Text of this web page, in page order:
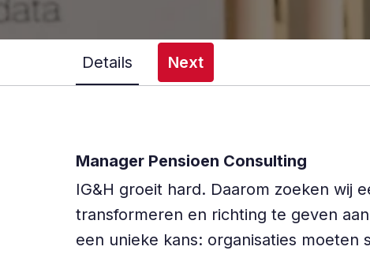
Details Next
Manager Pensioen Consulting
IG&H groeit hard. Daarom zoeken wij
transformeren en richting te geven
een unieke kans: organisaties